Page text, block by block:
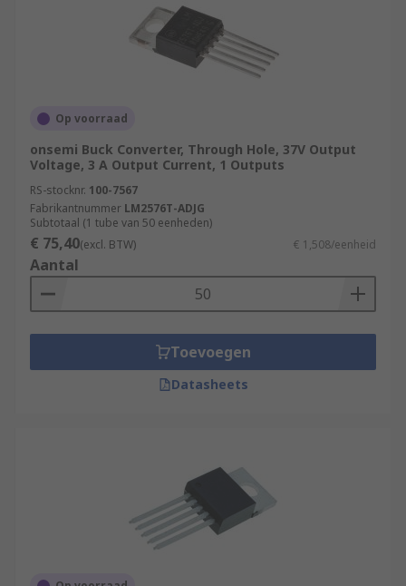
Op voorraad
onsemi Buck Converter, Through Hole, 37V Output
Voltage, 3 A Output Current, 1 Outputs
RS-stocknr. 100-7567
Fabrikantnummer LM2576T-ADJG
Subtotaal (1 tube van 50 eenheden)
€ 75,40(excl. BTW) € 1,508/eenheid
Aantal
Toevoegen
Datasheets